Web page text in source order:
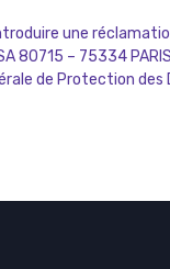
une
80715 – 75334 PARIS
de Protection des